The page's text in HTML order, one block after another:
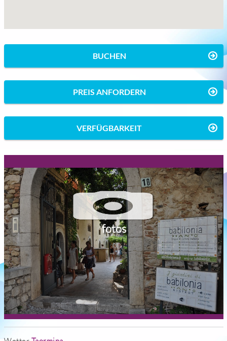
BUCHEN
PREIS ANFORDERN
VERFÜGBARKEIT
fotos